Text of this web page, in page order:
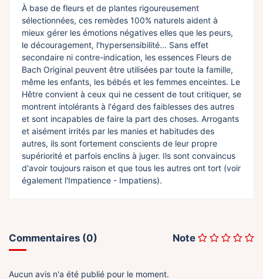
À base de fleurs et de plantes rigoureusement
sélectionnées, ces remèdes 100% naturels aident à
mieux gérer les émotions négatives elles que les peurs,
le découragement, l'hypersensibilité... Sans effet
secondaire ni contre-indication, les essences Fleurs de
Bach Original peuvent être utilisées par toute la famille,
même les enfants, les bébés et les femmes enceintes. Le
Hêtre convient à ceux qui ne cessent de tout critiquer, se
montrent intolérants à l'égard des faiblesses des autres
et sont incapables de faire la part des choses. Arrogants
et aisément irrités par les manies et habitudes des
autres, ils sont fortement conscients de leur propre
supériorité et parfois enclins à juger. Ils sont convaincus
d'avoir toujours raison et que tous les autres ont tort (voir
également l'Impatience - Impatiens).
Note
Commentaires (0)
Aucun avis n'a été publié pour le moment.